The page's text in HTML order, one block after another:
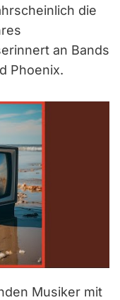
die
an Bands
Phoenix.
Musiker mit